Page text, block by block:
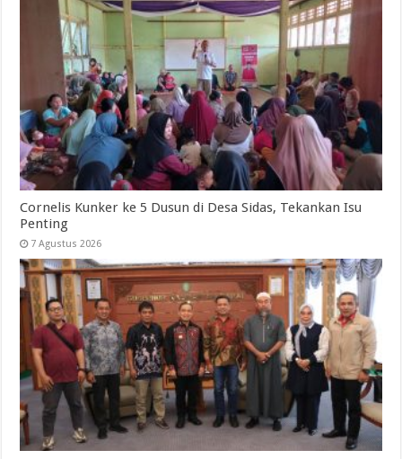
Cornelis Kunker ke 5 Dusun di Desa Sidas, Tekankan Isu
Penting
7 Agustus 2026